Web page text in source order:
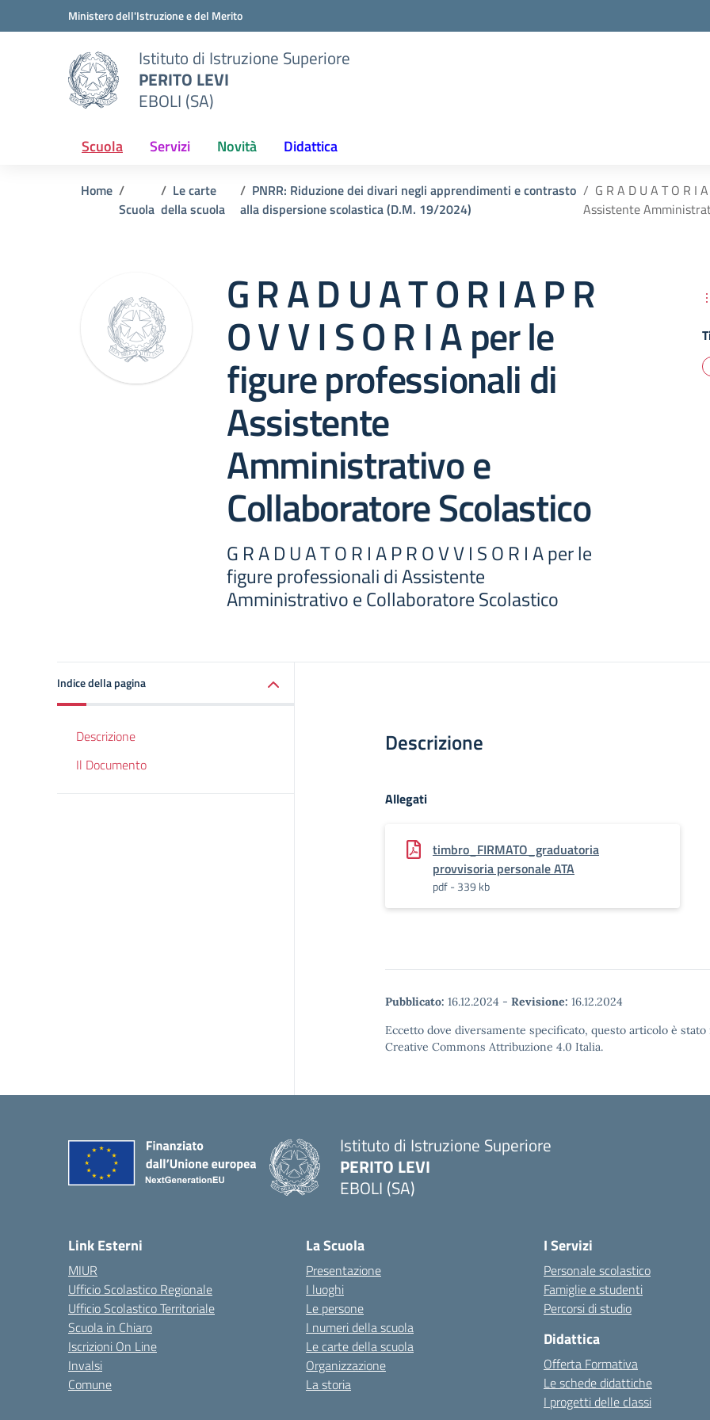
Vai ai contenuti
Vai al menu di navigazioneMinistero dell'Istruzione e del Merito
Istituto di Istruzione Superiore
PERITO LEVI
EBOLI (SA)
Scuola Servizi Novità Didattica
Home
Scuola
Le carte
della scuola
PNRR: Riduzione dei divari negli apprendimenti e contrasto
alla dispersione scolastica (D.M. 19/2024)
G R A D U A T O R I
Assistente
G R A D U A T O R I A P R
O V V I S O R I A per le
figure professionali di
Assistente
Amministrativo e
Collaboratore Scolastico
G R A D U A T O R I A P R O V V I S O R I A per le
figure professionali di Assistente
Amministrativo e Collaboratore Scolastico
Indice della pagina
Descrizione
Il Documento
Descrizione
Allegati
timbro_FIRMATO_graduatoria
provvisoria personale ATA
pdf - 339 kb
Pubblicato: 16.12.2024 - Revisione: 16.12.2024
Eccetto dove diversamente specificato, questo articolo è
Creative Commons Attribuzione 4.0 Italia.
Istituto di Istruzione Superiore
PERITO LEVI
EBOLI (SA)
Link Esterni
MIUR
Ufficio Scolastico Regionale
Ufficio Scolastico Territoriale
Scuola in Chiaro
Iscrizioni On Line
Invalsi
Comune
La Scuola
Presentazione
I luoghi
Le persone
I numeri della scuola
Le carte della scuola
Organizzazione
La storia
I Servizi
Personale scolastico
Famiglie e studenti
Percorsi di studio
Didattica
Offerta Formativa
Le schede didattiche
I progetti delle classi